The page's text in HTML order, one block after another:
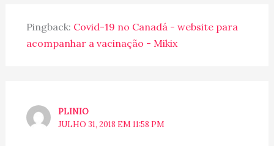
Pingback: Covid-19 no Canadá - website para
acompanhar a vacinação - Mikix
PLINIO
JULHO 31, 2018 EM 11:58 PM